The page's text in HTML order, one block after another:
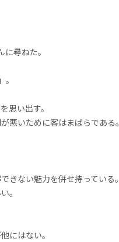
尋ねた。
。
思い出す。
悪いために客はまばらである。
きない魅力を併せ持っている。
。
にはない。